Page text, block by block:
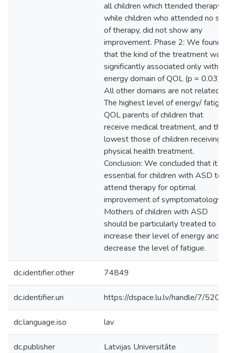
all children which ttended therapy
while children who attended no
of therapy, did not show any
improvement. Phase 2: We found
that the kind of the treatment was
significantly associated only with
energy domain of QOL (p = 0.03).
All other domains are not related.
The highest level of energy/
QOL parents of children that
receive medical treatment, and the
lowest those of children receiving
physical health treatment.
Conclusion: We concluded that it is
essential for children with ASD to
attend therapy for optimal
improvement of symptomatology.
Mothers of children with ASD
should be particularly treated to
increase their level of energy and
decrease the level of fatigue.
dc.identifier.other 74849
dc.identifier.uri https://dspace.lu.lv/handle/7/
dc.language.iso lav
dc.publisher Latvijas Universitāte